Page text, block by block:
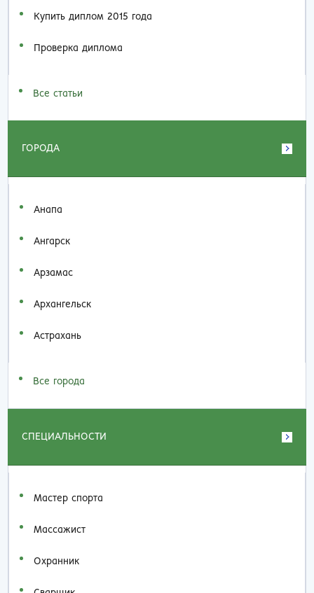
Купить диплом 2015 года
Проверка диплома
Все статьи
ГОРОДА
Анапа
Ангарск
Арзамас
Архангельск
Астрахань
Все города
СПЕЦИАЛЬНОСТИ
Мастер спорта
Массажист
Охранник